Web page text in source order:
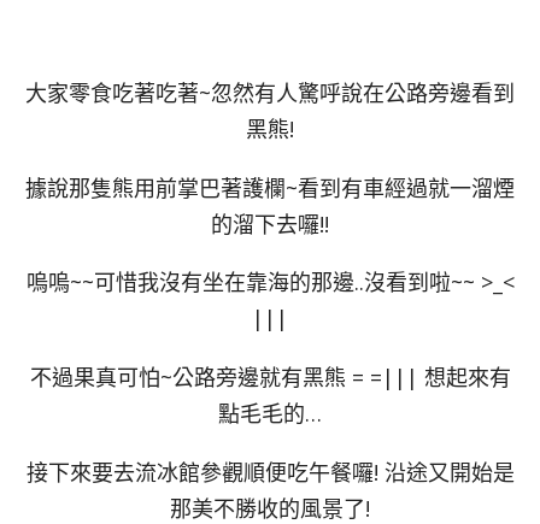
大家零食吃著吃著~忽然有人驚呼說在公路旁邊看到
黑熊!
據說那隻熊用前掌巴著護欄~看到有車經過就一溜煙
的溜下去囉!!
嗚嗚~~可惜我沒有坐在靠海的那邊..沒看到啦~~ >_<
|||
不過果真可怕~公路旁邊就有黑熊 = =||| 想起來有
點毛毛的…
接下來要去流冰館參觀順便吃午餐囉! 沿途又開始是
那美不勝收的風景了!